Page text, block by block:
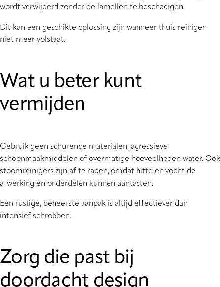
wordt verwijderd zonder de lamellen te beschadigen.
Dit kan een geschikte oplossing zijn wanneer thuis reinigen
niet meer volstaat.
Wat u beter kunt
vermijden
Gebruik geen schurende materialen, agressieve
schoonmaakmiddelen of overmatige hoeveelheden water. Ook
stoomreinigers zijn af te raden, omdat hitte en vocht de
afwerking en onderdelen kunnen aantasten.
Een rustige, beheerste aanpak is altijd effectiever dan
intensief schrobben.
Zorg die past bij
doordacht design